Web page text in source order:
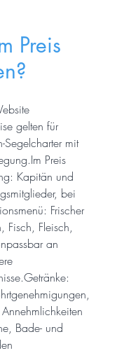
Preis
gelten für
Segelcharter mit
Preis
Kapitän und
bei
Frischer
Fisch, Fleisch,
an
Bade- und